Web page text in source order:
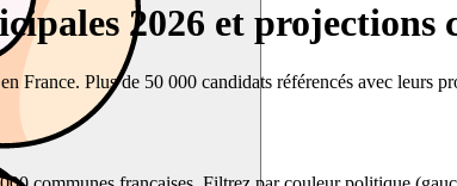
2026 et projections
France. Plus de 50 000 candidats référencés avec leurs